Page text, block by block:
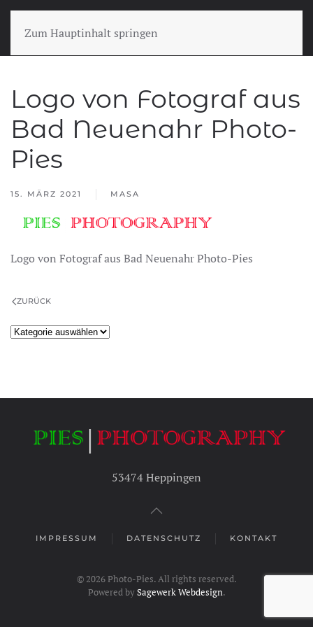
Zum Hauptinhalt springen
Logo von Fotograf aus
Bad Neuenahr Photo-
Pies
15. MÄRZ 2021 MASA
Logo von Fotograf aus Bad Neuenahr Photo-Pies
ZURÜCK
Kategorien
53474 Heppingen
IMPRESSUM DATENSCHUTZ KONTAKT
© 2026Photo-Pies. All rights reserved.
Powered bySagewerk Webdesign.